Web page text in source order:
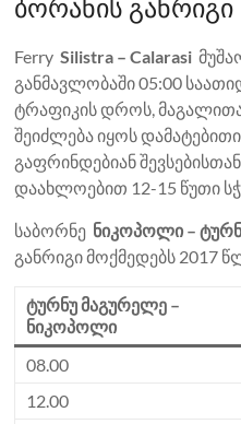
ბორანის განრიგი
FerrySilistra – Calarasi
განმავლობაში 05:00
ტრაფიკის დროს,
შეიძლება იყოს
გაფრინდებიან
დაახლოებით 12-15 წუთი
საბორნე ნიკოპოლი –
განრიგი მოქმედებს 2017
ტურნუ მაგურელე –
ნიკოპოლი
08.00
12.00